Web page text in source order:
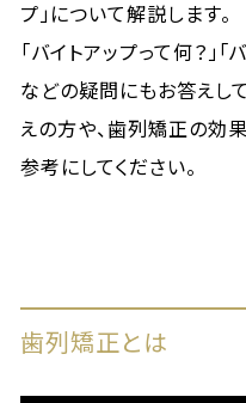
プ」について解説します。
「バイトアップって何？」
などの疑問にもお答えし
えの方や、歯列矯正の効
参考にしてください。
歯列矯正とは